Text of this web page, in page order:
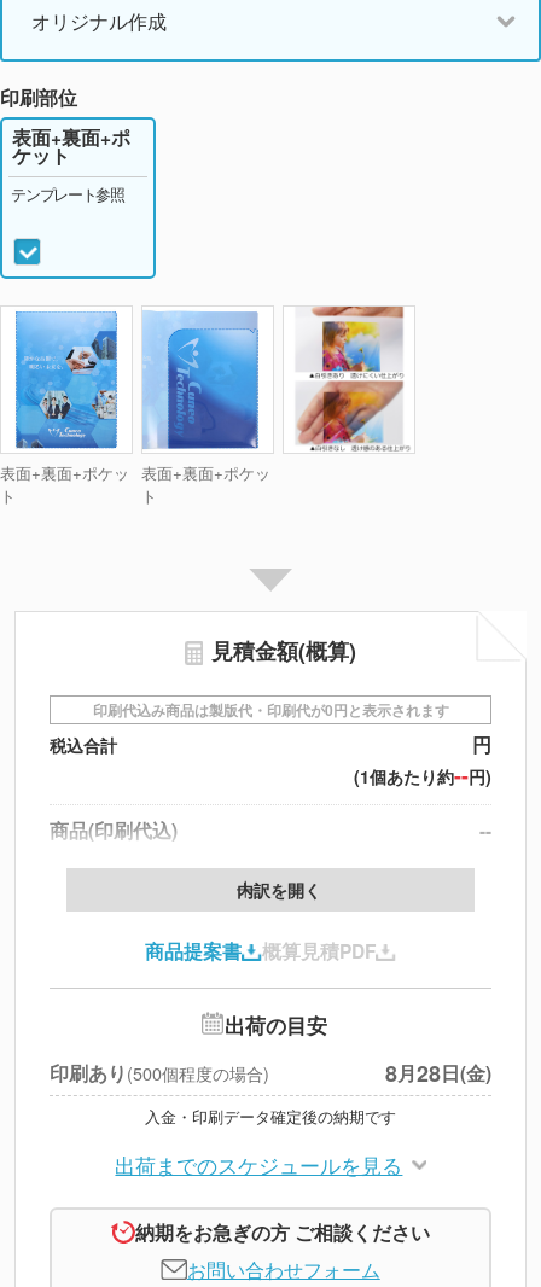
オリジナル作成
印刷部位
表面+裏面+ポケッ
ト
表面+裏面+ポケッ
ト
表面+裏面+ポ
ケット
テンプレート参照
見積金額(概算)
印刷代込み商品は製版代・印刷代が0円と表示されます
税込合計 円
(1個あたり約--円)
商品(印刷代込)
--
データ配置料
印刷代
北海道・沖縄・離島 別途
税別合計
内訳を開く
商品提案書 概算見積PDF
出荷の目安
印刷あり (500個程度の場合) 8月28日(金)
入金・印刷データ確定後の納期です
出荷までのスケジュールを見る
納期をお急ぎの方 ご相談ください
お問い合わせフォーム